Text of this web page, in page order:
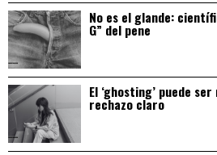
No es el glande:
G” del pene
El ‘ghosting’ puede
rechazo claro